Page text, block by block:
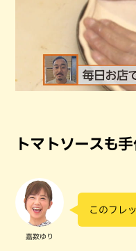
トマトソースも
嘉数ゆり
このフレ